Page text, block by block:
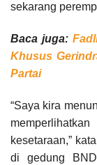
sekarang
Baca juga:
Khusus
Partai
“Saya kira
kesetaraan,”
di gedung